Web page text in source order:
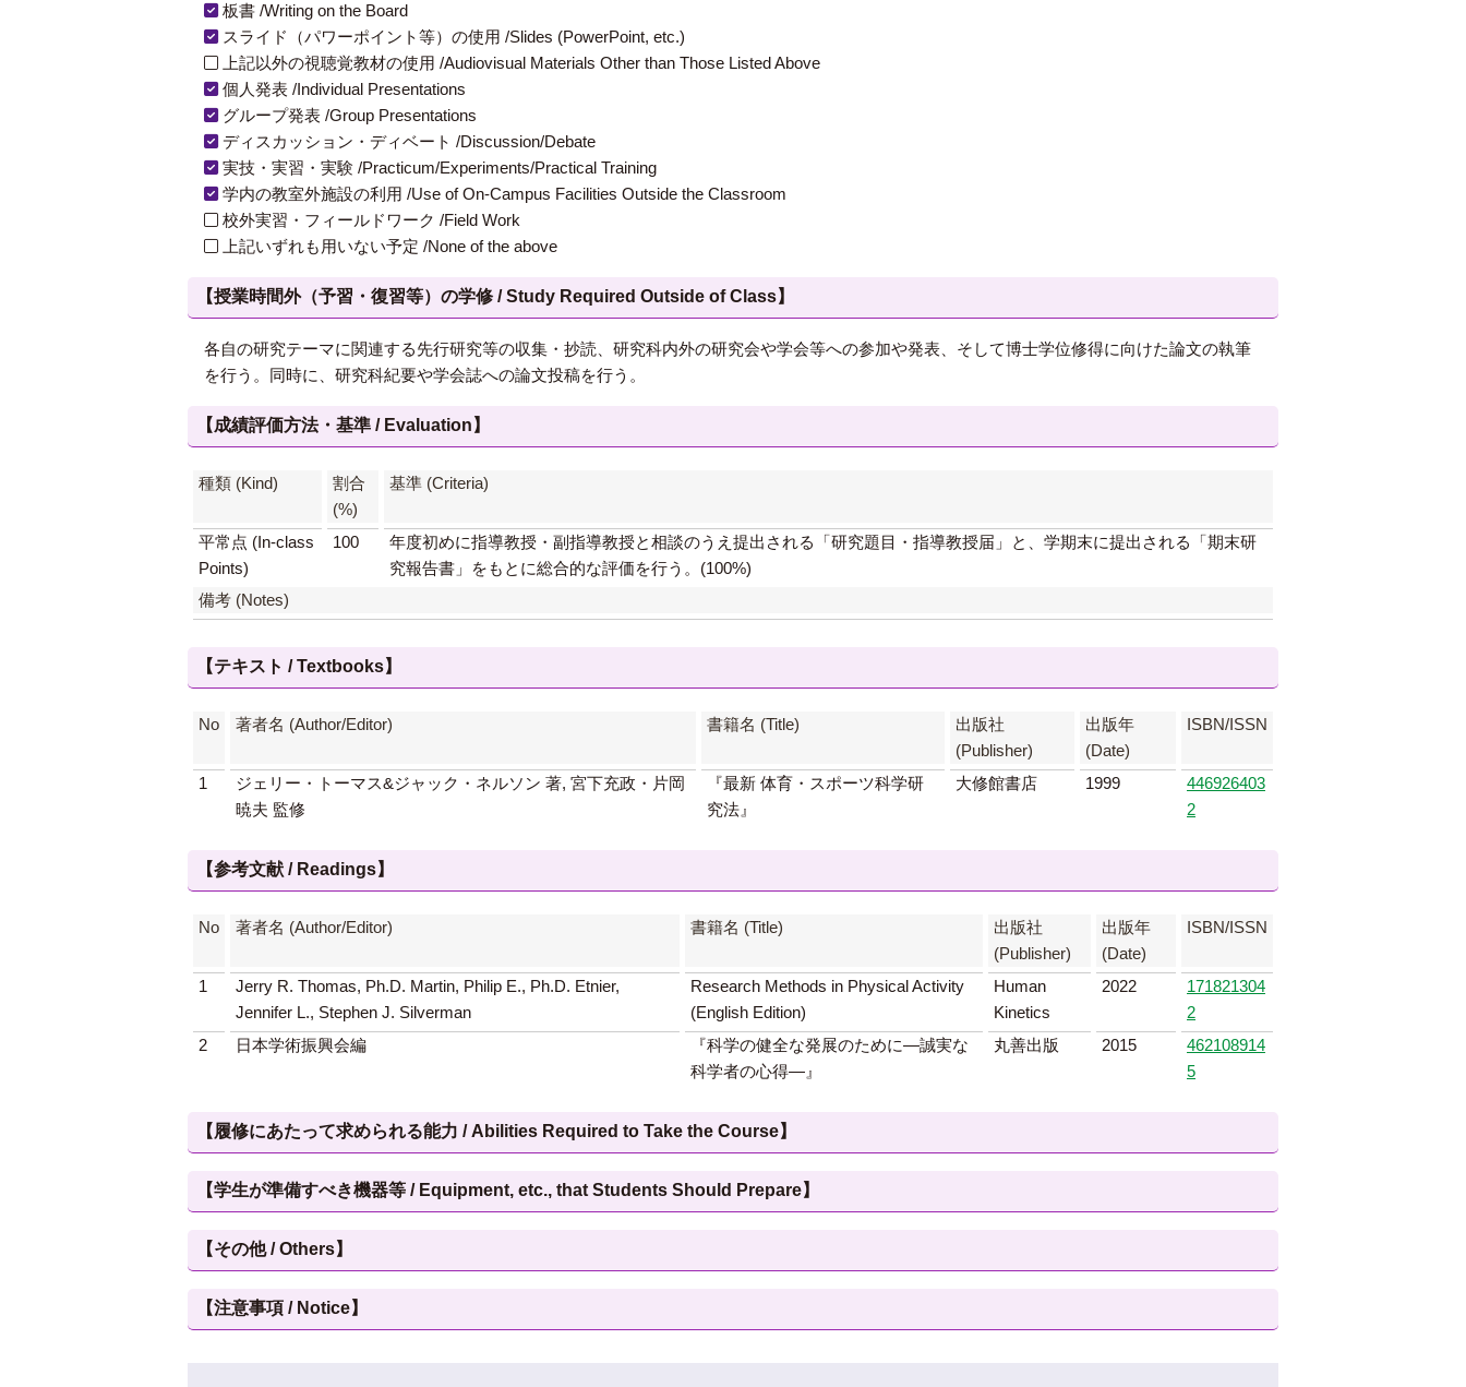
板書 /Writing on the Board
スライド（パワーポイント等）の使用 /Slides (PowerPoint, etc.)
上記以外の視聴覚教材の使用 /Audiovisual Materials Other than Those Listed Above
個人発表 /Individual Presentations
グループ発表 /Group Presentations
ディスカッション・ディベート /Discussion/Debate
実技・実習・実験 /Practicum/Experiments/Practical Training
学内の教室外施設の利用 /Use of On-Campus Facilities Outside the Classroom
校外実習・フィールドワーク /Field Work
上記いずれも用いない予定 /None of the above
【授業時間外（予習・復習等）の学修 / Study Required Outside of Class】
各自の研究テーマに関連する先行研究等の収集・抄読、研究科内外の研究会や学会等への参加や発表、そして博士学位修得に向けた論文の執筆
を行う。同時に、研究科紀要や学会誌への論文投稿を行う。
【成績評価方法・基準 / Evaluation】
種類 (Kind)
割合
(%)
基準 (Criteria)
平常点 (In-class
Points)
100
年度初めに指導教授・副指導教授と相談のうえ提出される「研究題目・指導教授届」と、学期末に提出される「期末研
究報告書」をもとに総合的な評価を行う。(100%)
備考 (Notes)
【テキスト / Textbooks】
No 著者名 (Author/Editor) 書籍名 (Title)
出版社
(Publisher)
出版年
(Date)
ISBN/ISSN
1
ジェリー・トーマス&ジャック・ネルソン 著, 宮下充政・片岡
暁夫 監修
『最新 体育・スポーツ科学研
究法』
大修館書店 1999
446926403
2
【参考文献 / Readings】
No 著者名 (Author/Editor) 書籍名 (Title)
出版社
(Publisher)
出版年
(Date)
ISBN/ISSN
1
Jerry R. Thomas, Ph.D. Martin, Philip E., Ph.D. Etnier,
Jennifer L., Stephen J. Silverman
Research Methods in Physical Activity
(English Edition)
Human
Kinetics
2022
171821304
2
2
日本学術振興会編
『科学の健全な発展のために―誠実な
科学者の心得―』
丸善出版 2015
462108914
5
【履修にあたって求められる能力 / Abilities Required to Take the Course】
【学生が準備すべき機器等 / Equipment, etc., that Students Should Prepare】
【その他 / Others】
【注意事項 / Notice】